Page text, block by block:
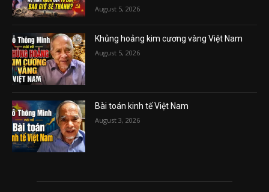
August 5, 2026
Khủng hoảng kim cương vàng Việt Nam
August 5, 2026
Bài toán kinh tế Việt Nam
August 3, 2026